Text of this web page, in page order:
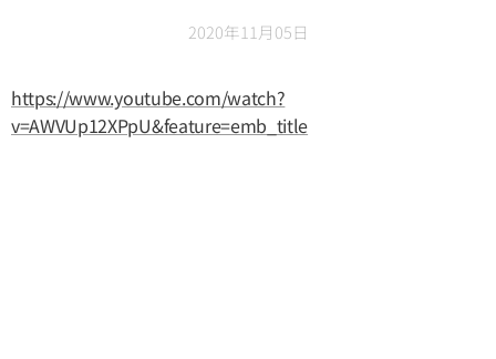
2020年11月05日
https://www.youtube.com/watch?
v=AWVUp12XPpU&feature=emb_title